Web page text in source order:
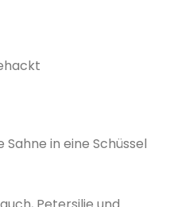
in eine Schüssel